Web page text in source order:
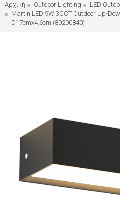
Αρχική Outdoor Lighting LED
Martin LED 9W 3CCT Outdoor Up-
D17cmx4.6cm (80200840)